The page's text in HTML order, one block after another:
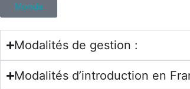
Monde
Modalités de gestion :
Modalités d’introduction en